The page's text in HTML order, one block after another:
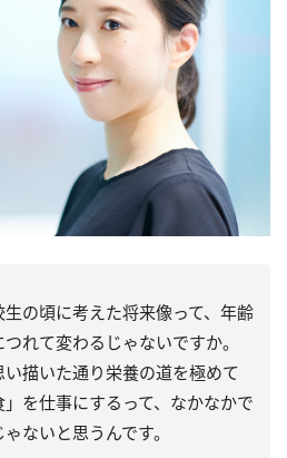
生の頃に考えた将来像って、年齢
れて変わるじゃないですか。
い描いた通り栄養の道を極めて
を仕事にするって、なかなかで
ないと思うんです。